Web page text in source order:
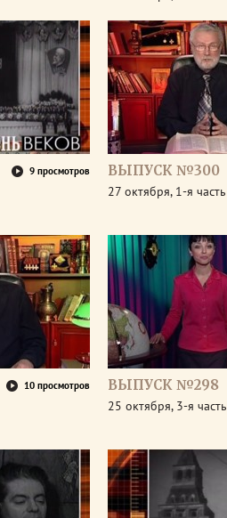
9 просмотров ВЫПУСК №300
27 октября, 1-я часть
10 просмотров ВЫПУСК №298
25 октября, 3-я часть